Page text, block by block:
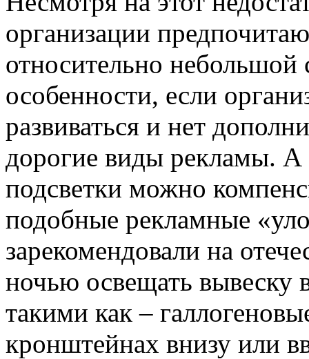
организации
относительно
особенности, если
развиваться и нет
дорогие виды рекламы. А
подсветки можно
подобные рекламные
зарекомендовали на
ночью освещать вывеску
такими как –
кронштейнах внизу или